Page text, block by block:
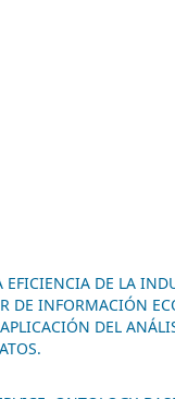
EFICIENCIA DE LA
DE INFORMACIÓN
DEL